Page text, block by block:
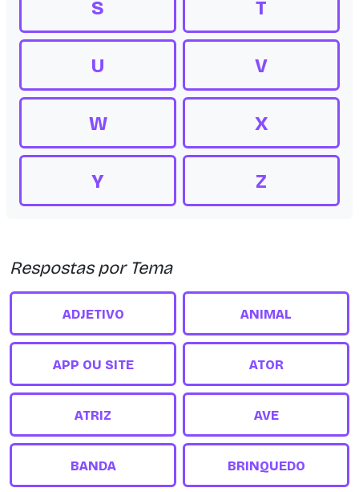
S T
U V
W X
Y Z
Respostas por Tema
ADJETIVO ANIMAL
APP OU SITE ATOR
ATRIZ AVE
BANDA BRINQUEDO